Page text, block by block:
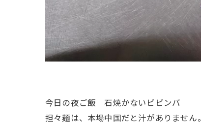
今日の夜ご飯 石焼かないビビンバ
担々麺は、本場中国だと汁がありません。